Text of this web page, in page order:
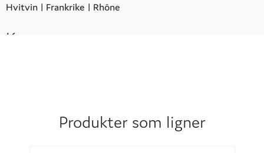
Hvitvin | Frankrike | Rhône
Kr.
Produkter som ligner